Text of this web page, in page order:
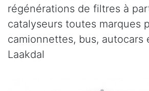
régénérations de filtres à
catalyseurs toutes marques
camionnettes, bus, autocars
Laakdal